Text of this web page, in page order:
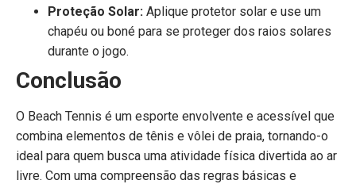
Proteção Solar: Aplique protetor solar e use um
chapéu ou boné para se proteger dos raios solares
durante o jogo.
Conclusão
O Beach Tennis é um esporte envolvente e acessível que
combina elementos de tênis e vôlei de praia, tornando-o
ideal para quem busca uma atividade física divertida ao ar
livre. Com uma compreensão das regras básicas e